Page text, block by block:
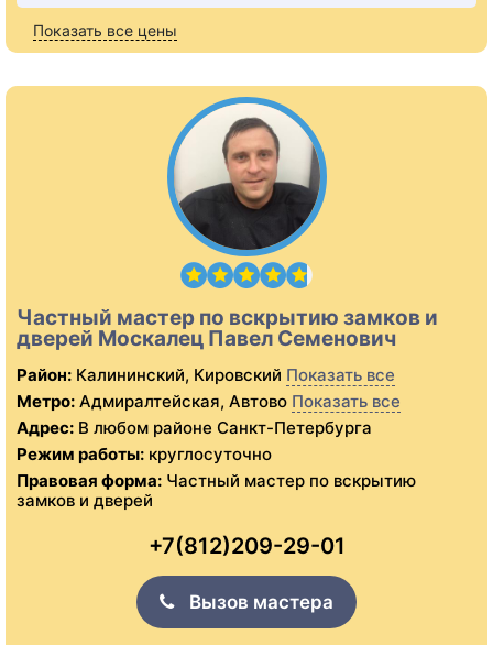
Показать все цены
Частный мастер по вскрытию замков и
дверей Москалец Павел Семенович
Район: Калининский, Кировский Показать все
Метро: Адмиралтейская, Автово Показать все
Адрес: В любом районе Санкт-Петербурга
Режим работы: круглосуточно
Правовая форма: Частный мастер по вскрытию
замков и дверей
+7(812)209-29-01
Вызов мастера